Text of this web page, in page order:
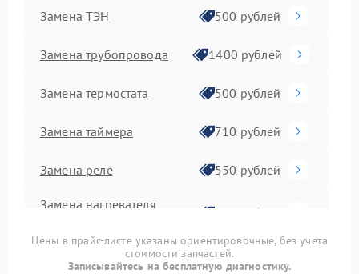
Замена ТЭН 500 рублей
Замена трубопровода 1400 рублей
Замена термостата 500 рублей
Замена таймера 710 рублей
Замена реле 550 рублей
Замена нагревателя
500 рублей
Замена фильтра
осушителя
500 рублей
Цены в прайс-листе указаны ориентировочные, без учета
стоимости запчастей.
Записывайтесь на бесплатную диагностику.